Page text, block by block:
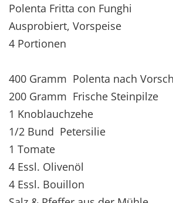
Polenta Fritta con Funghi
Ausprobiert, Vorspeise
4 Portionen
400 Gramm Polenta nach
200 Gramm Frische Steinpilze
1 Knoblauchzehe
1/2 Bund Petersilie
1 Tomate
4 Essl. Olivenöl
4 Essl. Bouillon